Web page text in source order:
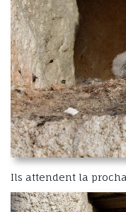
Ils attendent la